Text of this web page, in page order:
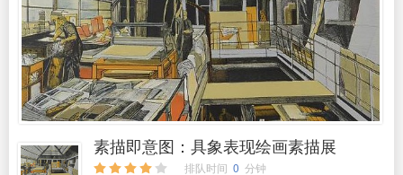
素描即意图：具象表现绘画素描展
排队时间 0 分钟